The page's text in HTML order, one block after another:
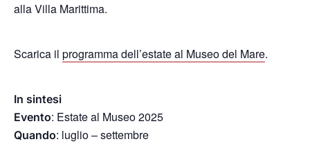
alla Villa Marittima.
Scarica il programma dell’estate al Museo del Mare.
In sintesi
Evento: Estate al Museo 2025
Quando: luglio – settembre